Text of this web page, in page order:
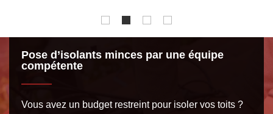
Pose d’isolants minces par une équipe
compétente
Vous avez un budget restreint pour isoler vos toits ?